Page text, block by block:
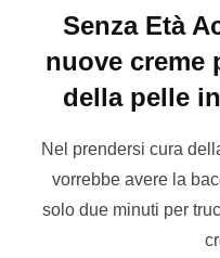
Senza Età
nuove creme
della pelle
Nel prendersi cura
vorrebbe avere la
solo due minuti per